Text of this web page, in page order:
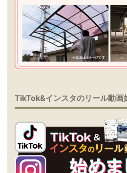
TikTok&インスタのリール動画